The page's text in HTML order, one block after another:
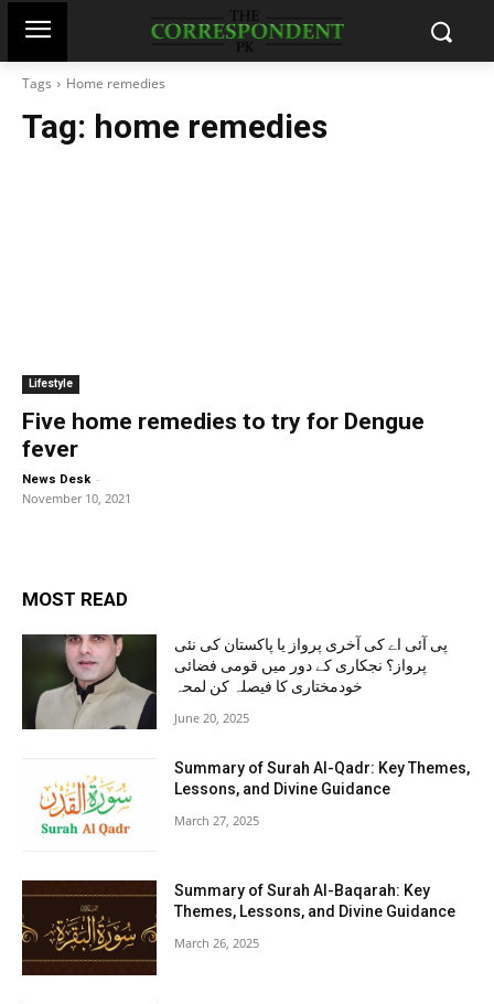
Tags Home remedies
Tag: home remedies
Lifestyle
Five home remedies to try for Dengue
fever
News Desk -
November 10, 2021
MOST READ
پی آئی اے کی آخری پرواز یا پاکستان کی نئی
پرواز؟ نجکاری کے دور میں قومی فضائی
خودمختاری کا فیصلہ کن لمحہ
June 20, 2025
Summary of Surah Al-Qadr: Key Themes,
Lessons, and Divine Guidance
March 27, 2025
Summary of Surah Al-Baqarah: Key
Themes, Lessons, and Divine Guidance
March 26, 2025